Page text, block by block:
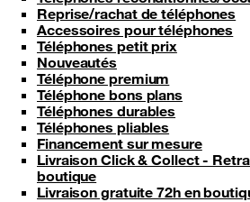
Reprise/rachat de téléphones
Accessoires pour téléphones
Téléphones petit prix
Nouveautés
Téléphone premium
Téléphone bons plans
Téléphones durables
Téléphones pliables
Financement sur mesure
Livraison Click & Collect -
boutique
Livraison gratuite 72h en